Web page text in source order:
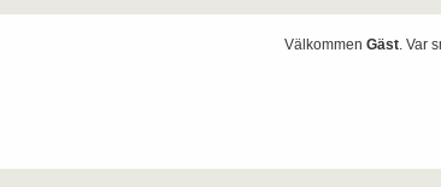
VälkommenGäst . Var